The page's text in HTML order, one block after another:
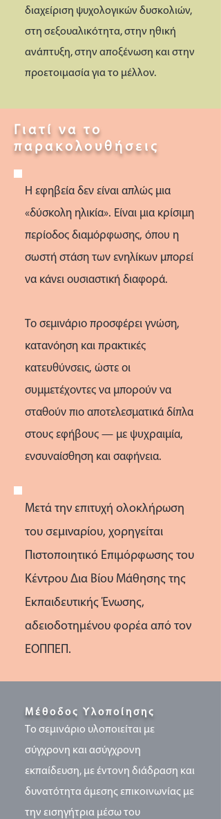
διαχείριση ψυχολογικών δυσκολιών,
στη σεξουαλικότητα, στην ηθική
ανάπτυξη, στην αποξένωση και στην
προετοιμασία για το μέλλον.
Γιατί να το
παρακολουθήσεις
Η εφηβεία δεν είναι απλώς μια
«δύσκολη ηλικία». Είναι μια κρίσιμη
περίοδος διαμόρφωσης, όπου η
σωστή στάση των ενηλίκων μπορεί
να κάνει ουσιαστική διαφορά.
Το σεμινάριο προσφέρει γνώση,
κατανόηση και πρακτικές
κατευθύνσεις, ώστε οι
συμμετέχοντες να μπορούν να
σταθούν πιο αποτελεσματικά δίπλα
στους εφήβους — με ψυχραιμία,
ενσυναίσθηση και σαφήνεια.
Μετά την επιτυχή ολοκλήρωση
του σεμιναρίου, χορηγείται
Πιστοποιητικό Επιμόρφωσης του
Κέντρου Δια Βίου Μάθησης της
Εκπαιδευτικής Ένωσης,
αδειοδοτημένου φορέα από τον
ΕΟΠΠΕΠ.
Μέθοδος Υλοποίησης
Το σεμινάριο υλοποιείται με
σύγχρονη και ασύγχρονη
εκπαίδευση, με έντονη διάδραση και
δυνατότητα άμεσης επικοινωνίας με
την εισηγήτρια μέσω του